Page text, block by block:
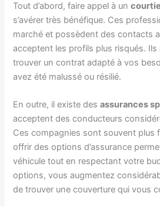
Tout d’abord, faire appel à un
s’avérer très bénéfique. Ces
marché et possèdent des contacts
acceptent les profils plus risqués. Ils
trouver un contrat adapté à vos
avez été malussé ou résilié.
En outre, il existe desassurances
acceptent des conducteurs
Ces compagnies sont souvent plus
offrir des options d’assurance
véhicule tout en respectant votre
options, vous augmentez
de trouver une couverture qui vous